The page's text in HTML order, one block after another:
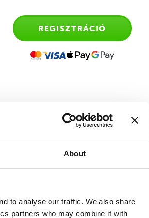
About
to analyse our traffic. We also share
partners who may combine it with
REGISZTRÁCIÓ
sportmotiváció keverékén